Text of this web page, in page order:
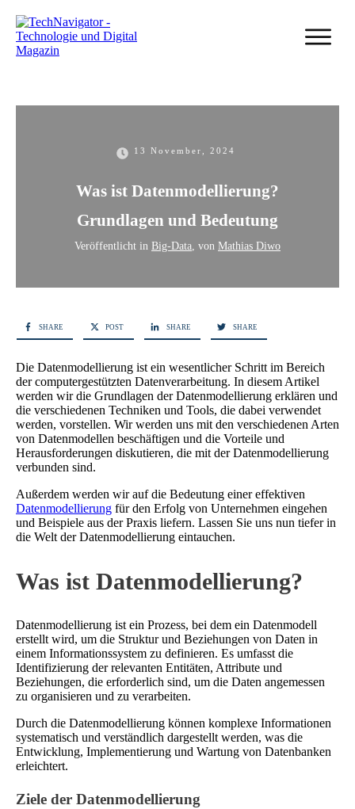
13 November, 2024
Was ist Datenmodellierung?
Grundlagen und Bedeutung
Veröffentlicht in Big-Data , von Mathias Diwo
SHARE POST SHARE SHARE
Die Datenmodellierung ist ein wesentlicher Schritt im Bereich
der computergestützten Datenverarbeitung. In diesem Artikel
werden wir die Grundlagen der Datenmodellierung erklären und
die verschiedenen Techniken und Tools, die dabei verwendet
werden, vorstellen. Wir werden uns mit den verschiedenen Arten
von Datenmodellen beschäftigen und die Vorteile und
Herausforderungen diskutieren, die mit der Datenmodellierung
verbunden sind.
Außerdem werden wir auf die Bedeutung einer effektiven
Datenmodellierung für den Erfolg von Unternehmen eingehen
und Beispiele aus der Praxis liefern. Lassen Sie uns nun tiefer in
die Welt der Datenmodellierung eintauchen.
Was ist Datenmodellierung?
Datenmodellierung ist ein Prozess, bei dem ein Datenmodell
erstellt wird, um die Struktur und Beziehungen von Daten in
einem Informationssystem zu definieren. Es umfasst die
Identifizierung der relevanten Entitäten, Attribute und
Beziehungen, die erforderlich sind, um die Daten angemessen
zu organisieren und zu verarbeiten.
Durch die Datenmodellierung können komplexe Informationen
systematisch und verständlich dargestellt werden, was die
Entwicklung, Implementierung und Wartung von Datenbanken
erleichtert.
Ziele der Datenmodellierung